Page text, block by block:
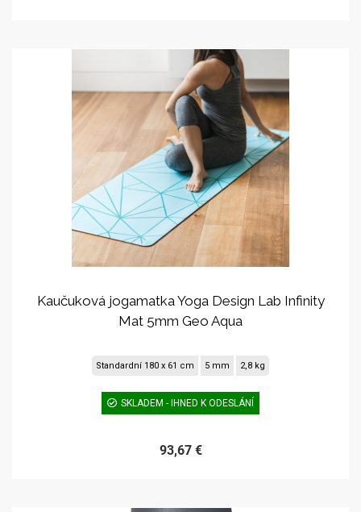
Kaučuková jogamatka Yoga Design Lab Infinity
Mat 5mm Geo Aqua
Standardní 180 x 61 cm 5 mm 2,8 kg
SKLADEM - IHNED K ODESLÁNÍ
93,67 €